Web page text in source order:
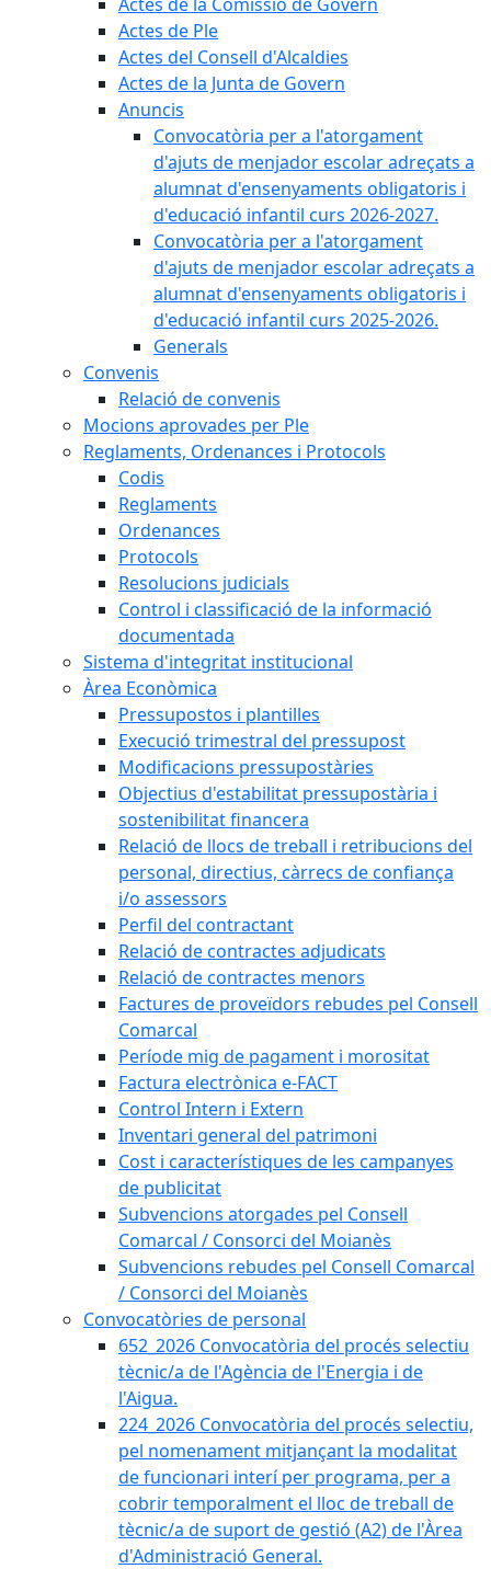
Actes de Ple
Actes del Consell d'Alcaldies
Actes de la Junta de Govern
Anuncis
Convocatòria per a l'atorgament
d'ajuts de menjador escolar adreçats a
alumnat d'ensenyaments obligatoris i
d'educació infantil curs 2026-2027.
Convocatòria per a l'atorgament
d'ajuts de menjador escolar adreçats a
alumnat d'ensenyaments obligatoris i
d'educació infantil curs 2025-2026.
Generals
Convenis
Relació de convenis
Mocions aprovades per Ple
Reglaments, Ordenances i Protocols
Codis
Reglaments
Ordenances
Protocols
Resolucions judicials
Control i classificació de la informació
documentada
Sistema d'integritat institucional
Àrea Econòmica
Pressupostos i plantilles
Execució trimestral del pressupost
Modificacions pressupostàries
Objectius d'estabilitat pressupostària i
sostenibilitat financera
Relació de llocs de treball i retribucions del
personal, directius, càrrecs de confiança
i/o assessors
Perfil del contractant
Relació de contractes adjudicats
Relació de contractes menors
Factures de proveïdors rebudes pel Consell
Comarcal
Període mig de pagament i morositat
Factura electrònica e-FACT
Control Intern i Extern
Inventari general del patrimoni
Cost i característiques de les campanyes
de publicitat
Subvencions atorgades pel Consell
Comarcal / Consorci del Moianès
Subvencions rebudes pel Consell Comarcal
/ Consorci del Moianès
Convocatòries de personal
652_2026 Convocatòria del procés selectiu
tècnic/a de l'Agència de l'Energia i de
l'Aigua.
224_2026 Convocatòria del procés selectiu,
pel nomenament mitjançant la modalitat
de funcionari interí per programa, per a
cobrir temporalment el lloc de treball de
tècnic/a de suport de gestió (A2) de l'Àrea
d'Administració General.